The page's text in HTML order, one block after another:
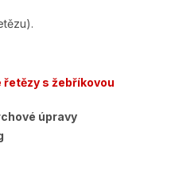
řetězy s žebříkovou
úpravy